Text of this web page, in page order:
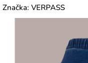
Značka: VERPASS